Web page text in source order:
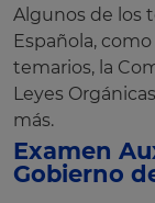
Algunos de los
Española,
temarios, la
Leyes
más.
Examen
Gobierno